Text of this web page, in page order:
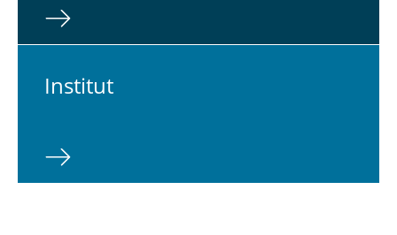
In­sti­tut